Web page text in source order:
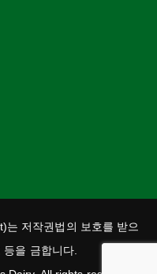
는 저작권법의 보호를 받으
등을 금합니다.